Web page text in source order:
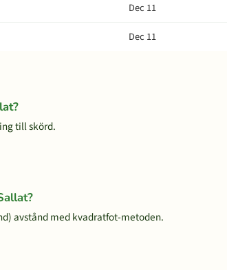
Dec 11
Dec 11
till skörd.
avstånd med kvadratfot-metoden.